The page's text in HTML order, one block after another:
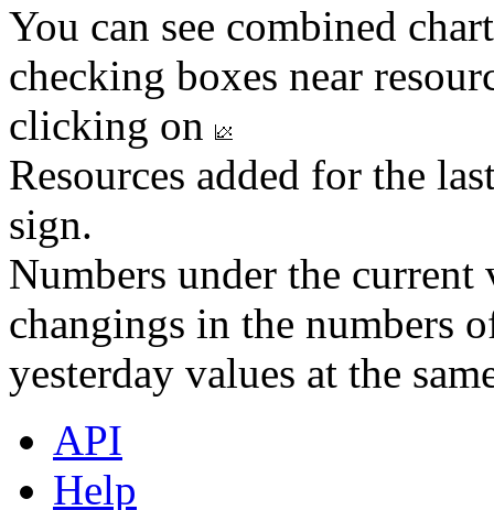
You can see combined
checking boxes near
clicking on
Resources added for the
sign.
Numbers under the
changings in the numbers
yesterday values at the
API
Help